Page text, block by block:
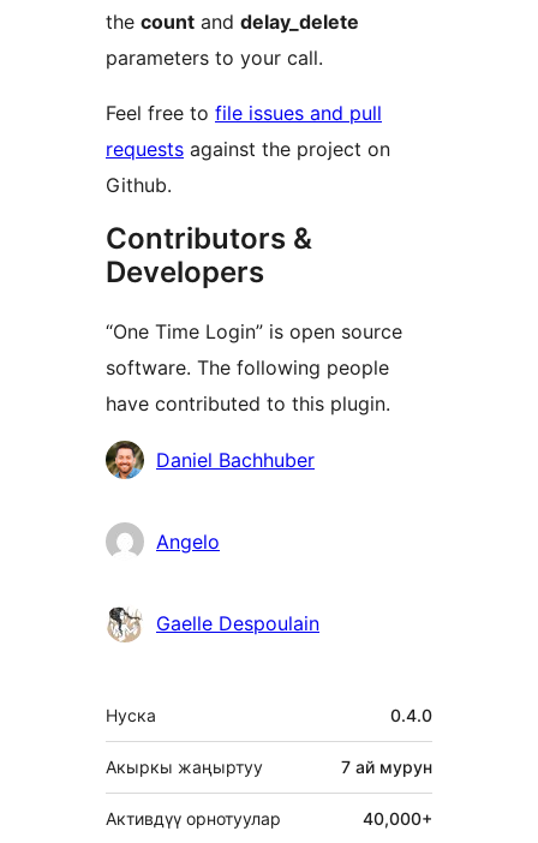
the count and delay_delete
parameters to your call.
Feel free to file issues and pull
requests against the project on
Github.
Contributors &
Developers
“One Time Login” is open source
software. The following people
have contributed to this plugin.
МүчөлөрүDaniel Bachhuber
Angelo
Gaelle Despoulain
Мета
Нуска 0.4.0
Акыркы жаңыртуу 7 ай мурун
Активдүү орнотуулар 40,000+